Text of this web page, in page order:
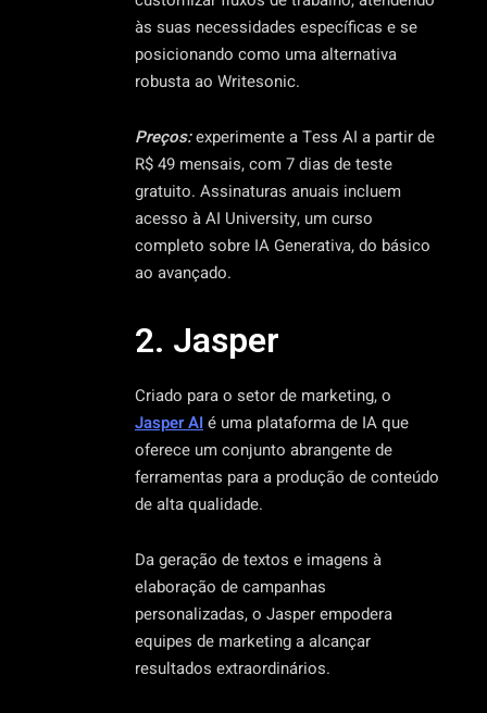
às suas necessidades específicas e se
posicionando como uma alternativa
robusta ao Writesonic.
Preços:experimente a Tess AI a partir de
R$ 49 mensais, com 7 dias de teste
gratuito. Assinaturas anuais incluem
acesso à AI University, um curso
completo sobre IA Generativa, do básico
ao avançado.
2. Jasper
Criado para o setor de marketing, o
Jasper AIé uma plataforma de IA que
oferece um conjunto abrangente de
ferramentas para a produção de conteúdo
de alta qualidade.
Da geração de textos e imagens à
elaboração de campanhas
personalizadas, o Jasper empodera
equipes de marketing a alcançar
resultados extraordinários.